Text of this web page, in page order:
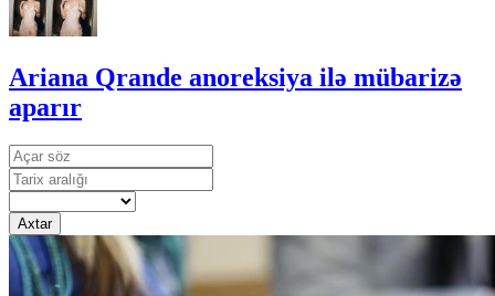
Ariana Qrande anoreksiya ilə mübarizə
aparır
Axtar